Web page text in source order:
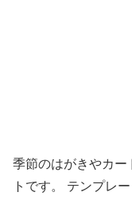
季節のはがきやカー
トです。 テンプレ